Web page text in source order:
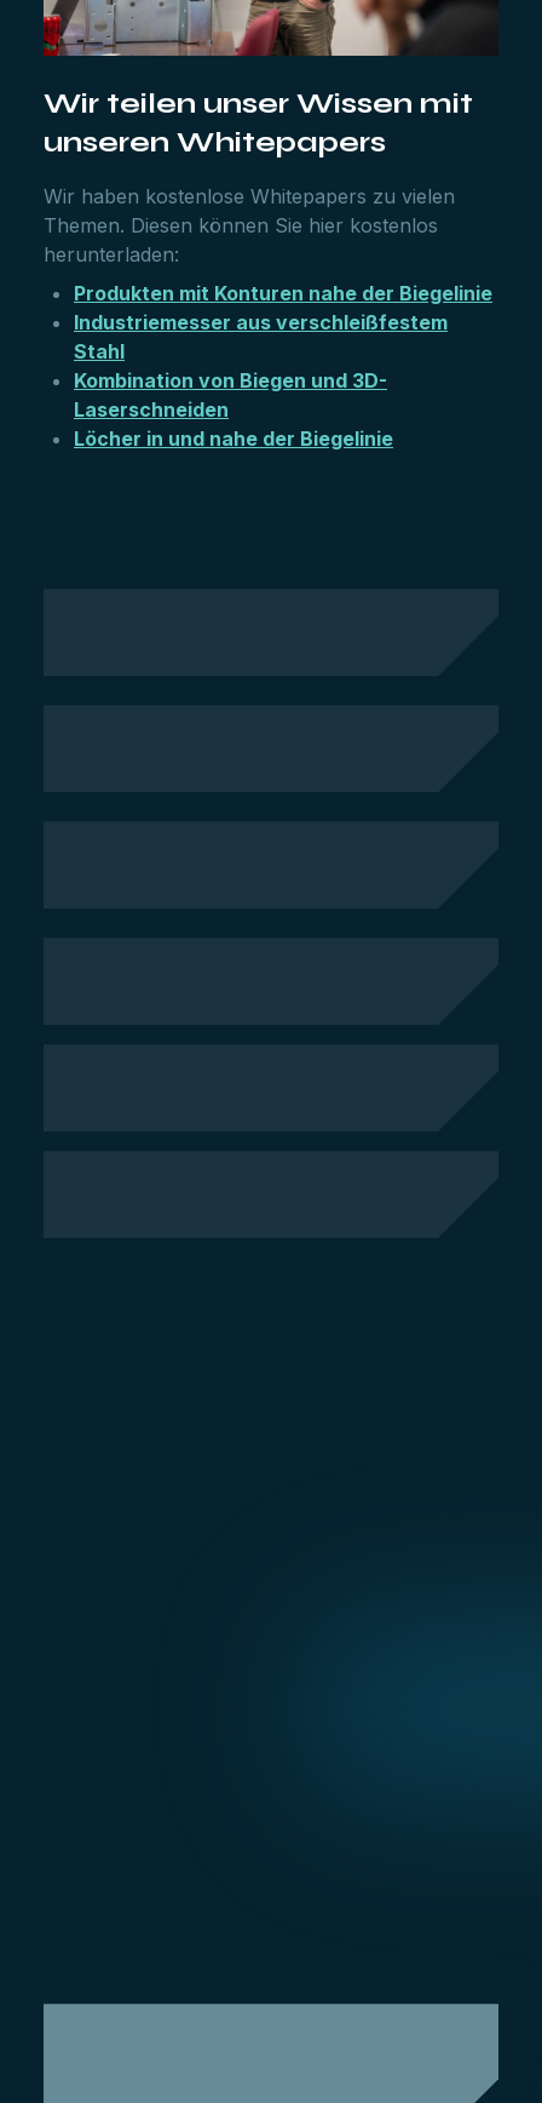
Wir teilen unser Wissen mit
unseren Whitepapers
Wir haben kostenlose Whitepapers zu vielen
Themen. Diesen können Sie hier kostenlos
herunterladen:
Produkten mit Konturen nahe der Biegelinie
Industriemesser aus verschleißfestem
Stahl
Kombination von Biegen und 3D-
Laserschneiden
Löcher in und nahe der Biegelinie